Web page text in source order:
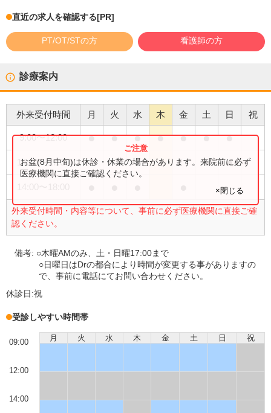
直近の求人を確認する[PR]
PT/OT/STの方 看護師の方
診療案内
外来受付時間 月 火 水 木 金 土 日 祝
9:00〜12:00 ● ● ● ● ● ● ●
14:00〜17:00 ● ●
外来受付時間・内容等について、事前に必ず医療機関に直接ご確
認ください。
お盆(8月中旬)は休診・休業の場合があります。来院前に必ず
医療機関に直接ご確認ください。
×閉じる
備考: ○木曜AMのみ、土・日曜17:00まで
○日曜日はDrの都合により時間が変更する事がありますの
で、事前に電話にてお問い合わせください。
休診日:祝
受診しやすい時間帯
月 火 水 木 金 土 日 祝
09:00
12:00
14:00